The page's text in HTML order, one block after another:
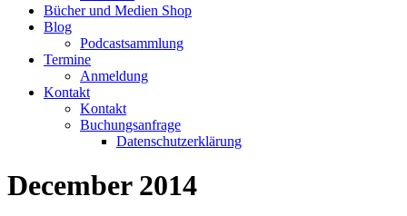
Bücher und Medien Shop
Blog
Podcastsammlung
Termine
Anmeldung
Kontakt
Kontakt
Buchungsanfrage
Datenschutzerklärung
December 2014